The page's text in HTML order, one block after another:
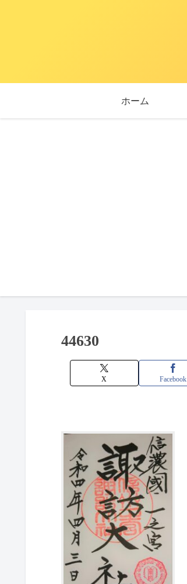
ホーム
44630
X Facebook